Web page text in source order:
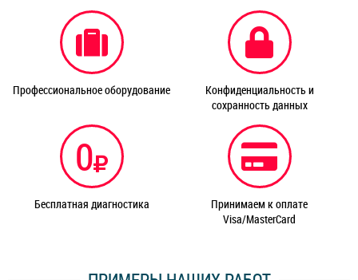
Профессиональное оборудование
Конфиденциальность и
сохранность данных
0
Бесплатная диагностика
Принимаем к оплате
Visa/MasterCard